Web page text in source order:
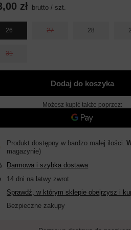
zł brutto /szt.
26 27 28
31
Dodaj do koszyka
Możesz kupić także poprzez:
Produkt dostępny w bardzo małej ilości
magazynie)
Darmowa i szybka dostawa
14 dni na łatwy zwrot
Sprawdź, w którym sklepie obejrzysz i
Bezpieczne zakupy